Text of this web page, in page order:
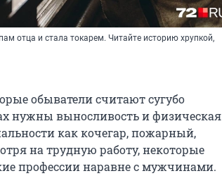
отца и стала токарем. Читайте историю хрупкой,
обыватели считают сугубо
нужны выносливость и физическая
как кочегар, пожарный,
на трудную работу, некоторые
профессии наравне с мужчинами.